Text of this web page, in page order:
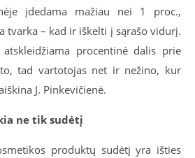
įdedama mažiau nei 1 proc.,
tvarka – kad ir iškelti į sąrašo vidurį.
procentinė dalis prie
tad vartotojas net ir nežino, kur
J. Pinkevičienė.
ne tik sudėtį
produktų sudėtį yra išties